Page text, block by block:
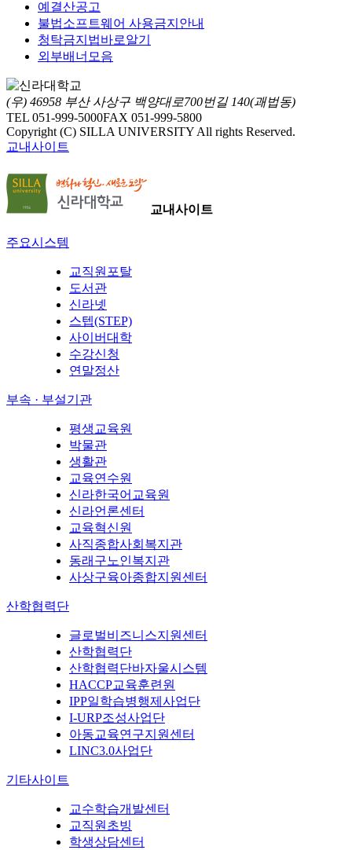
예결산공고
불법소프트웨어 사용금지안내
청탁금지법바로알기
외부배너모음
(우) 46958 부산 사상구 백양대로700번길 140(괘법동)
TEL 051-999-5000FAX 051-999-5800
Copyright (C) SILLA UNIVERSITY All rights Reserved.
교내사이트
교내사이트
주요시스템
교직원포탈
도서관
신라넷
스텝(STEP)
사이버대학
수강신청
연말정산
부속 · 부설기관
평생교육원
박물관
생활관
교육연수원
신라한국어교육원
신라언론센터
교육혁신원
사직종합사회복지관
동래구노인복지관
사상구육아종합지원센터
산학협력단
글로벌비즈니스지원센터
산학협력단
산학협력단바자울시스템
HACCP교육훈련원
IPP일학습병행제사업단
I-URP조성사업단
아동교육연구지원센터
LINC3.0사업단
기타사이트
교수학습개발센터
교직원초빙
학생상담센터